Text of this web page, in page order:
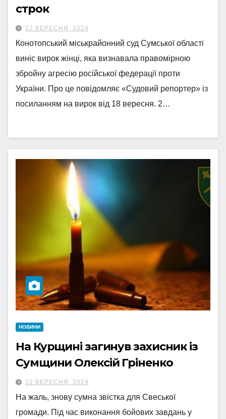
строк
22 ВЕРЕСНЯ, 2024
Конотопський міськрайонний суд Сумської області
виніс вирок жінці, яка визнавала правомірною
збройну агресію російської федерації проти
України. Про це повідомляє «Судовий репортер» із
посиланням на вирок від 18 вересня. 2…
НОВИНИ
На Курщині загинув захисник із
Сумщини Олексій Гріненко
22 ВЕРЕСНЯ, 2024
На жаль, знову сумна звістка для Свеської
громади. Під час виконання бойових завдань у